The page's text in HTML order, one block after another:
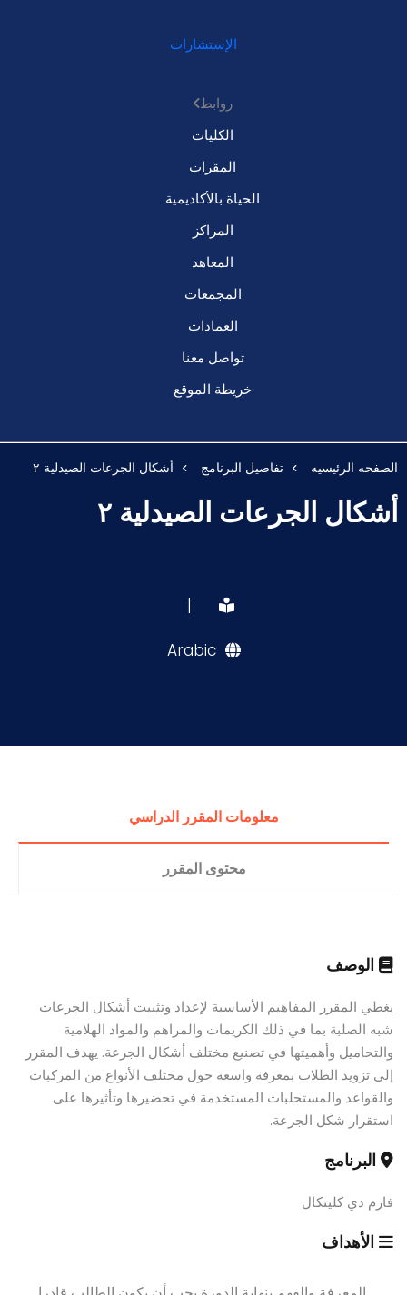
الإستشارات
روابط
الكليات
المقرات
الحياة بالأكاديمية
المراكز
المعاهد
المجمعات
العمادات
تواصل معنا
خريطة الموقع
الصفحه الرئيسيه تفاصيل البرنامج أشكال الجرعات الصيدلية ٢
أشكال الجرعات الصيدلية ٢
|
Arabic
معلومات المقرر الدراسي
محتوى المقرر
الوصف
يغطي المقرر المفاهيم الأساسية لإعداد وتثبيت أشكال الجرعات
شبه الصلبة بما في ذلك الكريمات والمراهم والمواد الهلامية
والتحاميل وأهميتها في تصنيع مختلف أشكال الجرعة. يهدف المقرر
إلى تزويد الطلاب بمعرفة واسعة حول مختلف الأنواع من المركبات
والقواعد والمستحلبات المستخدمة في تحضيرها وتأثيرها على
استقرار شكل الجرعة.
البرنامج
فارم دي كلينكال
الأهداف